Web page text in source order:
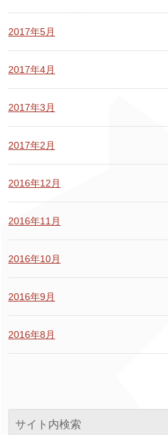
2017年5月
2017年4月
2017年3月
2017年2月
2016年12月
2016年11月
2016年10月
2016年9月
2016年8月
サイト内検索